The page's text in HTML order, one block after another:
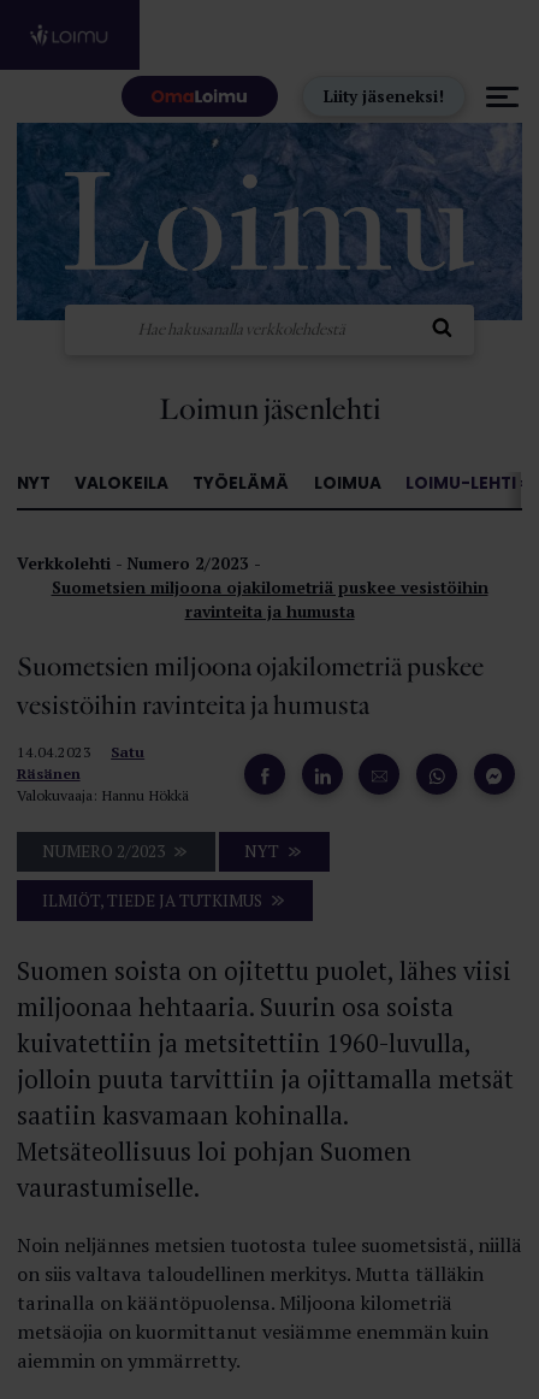
Liity jäseneksi!
Loimun jäsenlehti
NYT VALOKEILA TYÖELÄMÄ LOIMUA LOIMU-LEHTI »
Verkkolehti
Numero 2/2023
Suometsien miljoona ojakilometriä puskee vesistöihin
ravinteita ja humusta
Suometsien miljoona ojakilometriä puskee
vesistöihin ravinteita ja humusta
14.04.2023
Satu
Räsänen
Valokuvaaja: Hannu Hökkä
NUMERO 2/2023 NYT
ILMIÖT, TIEDE JA TUTKIMUS
Suomen soista on ojitettu puolet, lähes viisi
miljoonaa hehtaaria. Suurin osa soista
kuivatettiin ja metsitettiin 1960-luvulla,
jolloin puuta tarvittiin ja ojittamalla metsät
saatiin kasvamaan kohinalla.
Metsäteollisuus loi pohjan Suomen
vaurastumiselle.
Noin neljännes metsien tuotosta tulee suometsistä, niillä
on siis valtava taloudellinen merkitys. Mutta tälläkin
tarinalla on kääntöpuolensa. Miljoona kilometriä
metsäojia on kuormittanut vesiämme enemmän kuin
aiemmin on ymmärretty.